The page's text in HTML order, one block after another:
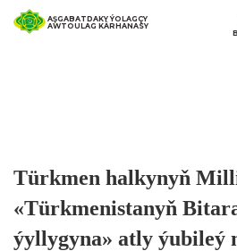
AŞGABATDAKY ÝOLAGÇY
AWTOULAG KÄRHANASY
Türkmen halkynyň
«Türkmenistanyň
ýyllygyna» atly ýubileý